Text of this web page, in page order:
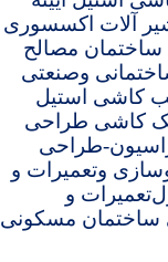
آلات اکسسوری
مصالح
وصنعتی
کاشی استیل
کاشی طراحی
طراحی
وتعمیرات و
تعمیرات و
ساختمان مسکونی